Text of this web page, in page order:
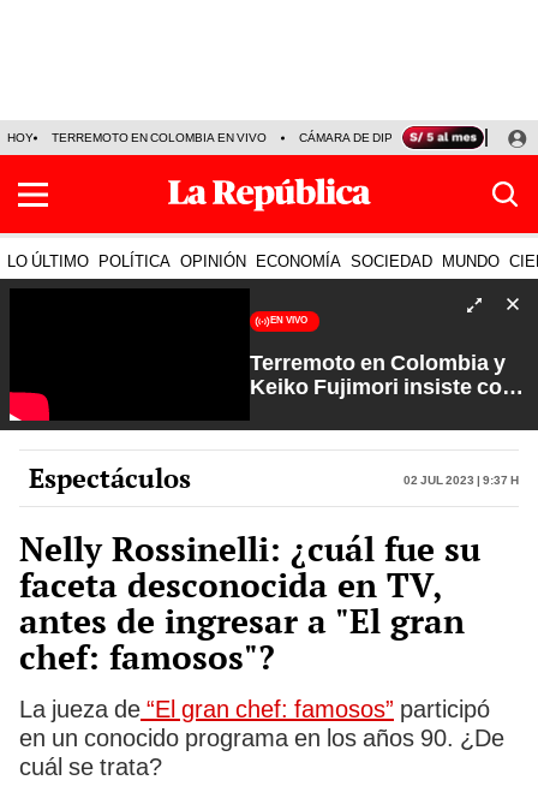
HOY TERREMOTO EN COLOMBIA EN VIVO CÁMARA DE DIPUTADOS PRECIO
LO ÚLTIMO POLÍTICA OPINIÓN ECONOMÍA SOCIEDAD MUNDO
EN VIVO
Terremoto en Colombia y
Keiko Fujimori insiste con
Olvide con Carlos Cornejo
Espectáculos 02 Jul 2023 | 9:37 h
Nelly Rossinelli: ¿cuál fue su
faceta desconocida en TV,
antes de ingresar a "El gran
chef: famosos"?
La jueza de “El gran chef: famosos” participó
en un conocido programa en los años 90. ¿De
cuál se trata?